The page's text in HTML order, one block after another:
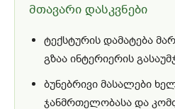
მთავარი დასკვნები
ტექსტურის დამატება
გზაა ინტერიერის
ბუნებრივი მასალები
ჯანმრთელობასა და